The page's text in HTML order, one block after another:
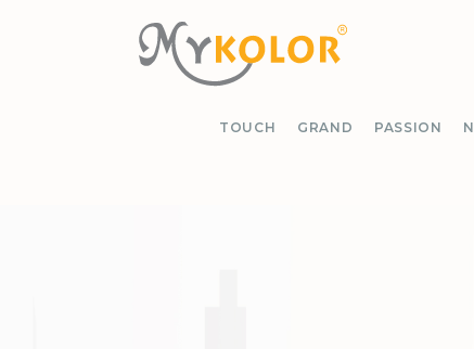
MYKOLOR
TOUCH GRAND PASSION